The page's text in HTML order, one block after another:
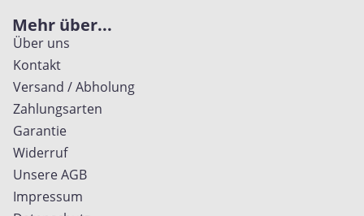
Mehr über...
Über uns
Kontakt
Versand / Abholung
Zahlungsarten
Garantie
Widerruf
Unsere AGB
Impressum